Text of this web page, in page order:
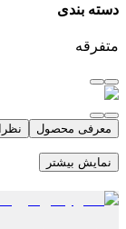
دسته بندی
متفرقه
معرفی محصول
نمایش بیشتر